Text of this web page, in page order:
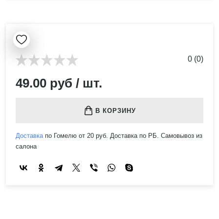
0 (0)
49.00 руб / шт.
В КОРЗИНУ
Доставкапо Гомелю от 20 руб. Доставка по РБ. Самовывоз из
салона